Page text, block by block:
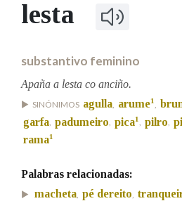
Facebook
TwitterYoutubeInstagram
Bluesky
BUSCAR NOS LEMAS
Remata por
lesta
substantivo feminino
Apaña a lesta co anciño.
SINÓNIMOS agulla, arume1,
garfa, padumeiro, pica1, pilro,
rama1
Palabras relacionadas:
macheta, pé dereito,